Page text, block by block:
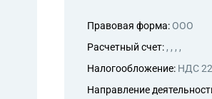
Правовая форма: ООО
Расчетный счет: , , , ,
Налогообложение: НДС
Направление